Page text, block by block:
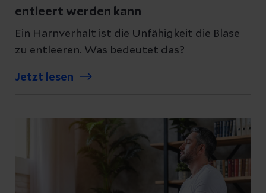
entleert werden kann
Ein Harnverhalt ist die Unfähigkeit die Blase
zu entleeren. Was bedeutet das?
Jetzt lesen